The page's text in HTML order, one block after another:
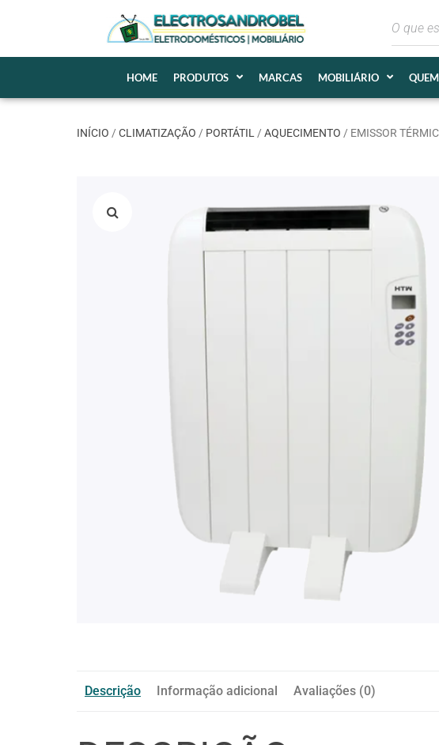
HOME PRODUTOS MARCAS MOBILIÁRIO
INÍCIO / CLIMATIZAÇÃO / PORTÁTIL/ AQUECIMENTO / EMISSOR
Descrição Informação adicional Avaliações (0)